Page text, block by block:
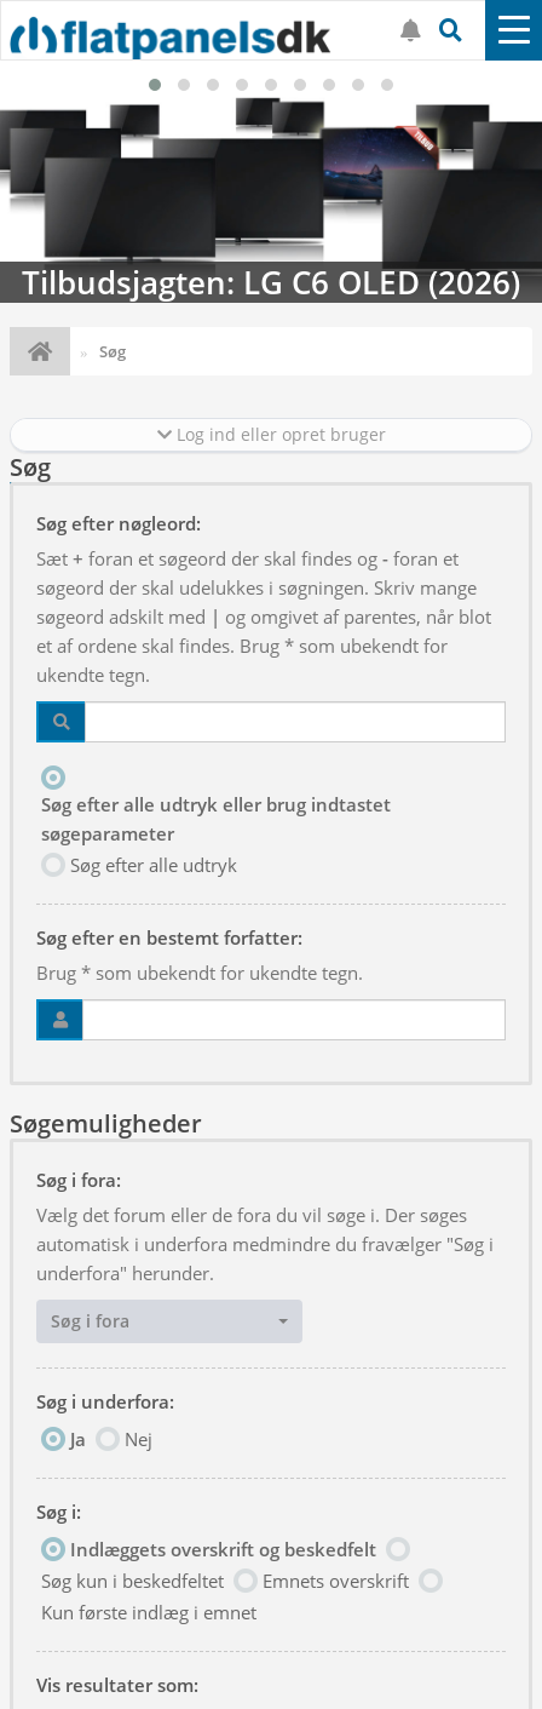
Tilbudsjagten: LG C6 OLED (2026)
Søg
Log ind eller opret bruger
Søg
Søg efter nøgleord:
Sæt + foran et søgeord der skal findes og - foran et
søgeord der skal udelukkes i søgningen. Skriv mange
søgeord adskilt med | og omgivet af parentes, når blot
et af ordene skal findes. Brug * som ubekendt for
ukendte tegn.
Søg efter alle udtryk eller brug indtastet
søgeparameter
Søg efter alle udtryk
Søg efter en bestemt forfatter:
Brug * som ubekendt for ukendte tegn.
Søgemuligheder
Søg i fora:
Vælg det forum eller de fora du vil søge i. Der søges
automatisk i underfora medmindre du fravælger "Søg i
underfora" herunder.
Søg i fora
Søg i underfora:
Ja
Nej
Søg i:
Indlæggets overskrift og beskedfelt
Søg kun i beskedfeltet
Emnets overskrift
Kun første indlæg i emnet
Vis resultater som: